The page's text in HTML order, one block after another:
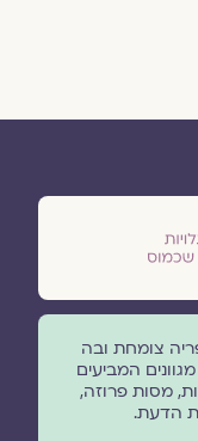
צומחת ובה
המביעים
מסות פרוזה,
הדעת.